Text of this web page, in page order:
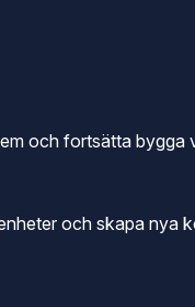
och fortsätta bygga
och skapa nya